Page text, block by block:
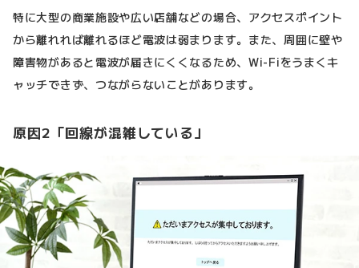
特に大型の商業施設や広い店舗などの場合、アクセスポイント
から離れれば離れるほど電波は弱まります。また、周囲に壁や
障害物があると電波が届きにくくなるため、Wi-Fiをうまくキ
ャッチできず、つながらないことがあります。
原因2「回線が混雑している」